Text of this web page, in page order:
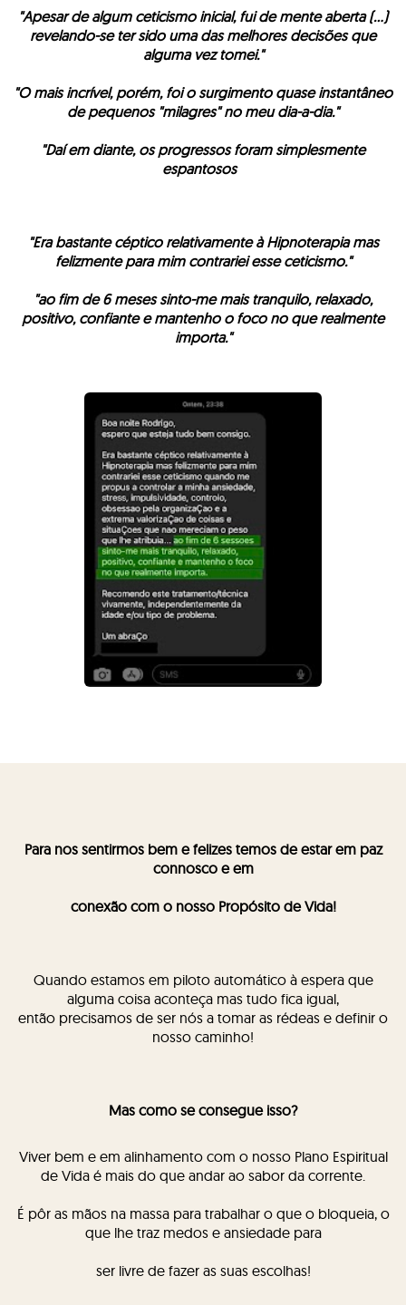
"Apesar de algum ceticismo inicial, fui de mente aberta (...)
revelando-se ter sido uma das melhores decisões que
alguma vez tomei."
"O mais incrível, porém, foi o surgimento quase instantâneo
de pequenos "milagres" no meu dia-a-dia."
"Daí em diante, os progressos foram simplesmente
espantosos."
"Era bastante céptico relativamente à Hipnoterapia mas
felizmente para mim contrariei esse ceticismo."
"ao fim de 6 meses sinto-me mais tranquilo, relaxado,
positivo, confiante e mantenho o foco no que realmente
importa."
Para nos sentirmos bem e felizes temos de estar em paz
connosco e em
conexão com o nosso Propósito de Vida!
Quando estamos em piloto automático à espera que
alguma coisa aconteça mas tudo fica igual,
então precisamos de ser nós a tomar as rédeas e definir o
nosso caminho!
Mas como se consegue isso?
Viver bem e em alinhamento com o nosso Plano Espiritual
de Vida é mais do que andar ao sabor da corrente.
É pôr as mãos na massa para trabalhar o que o bloqueia, o
que lhe traz medos e ansiedade para
ser livre de fazer as suas escolhas!